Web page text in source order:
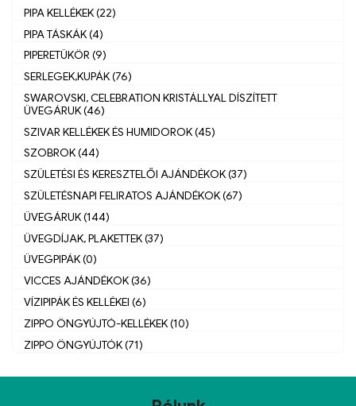
PIPA KELLÉKEK (22)
PIPA TÁSKÁK (4)
PIPERETÜKÖR (9)
SERLEGEK,KUPÁK (76)
SWAROVSKI, CELEBRATION KRISTÁLLYAL DÍSZÍTETT
ÜVEGÁRUK (46)
SZIVAR KELLÉKEK ÉS HUMIDOROK (45)
SZOBROK (44)
SZÜLETÉSI ÉS KERESZTELŐI AJÁNDÉKOK (37)
SZÜLETÉSNAPI FELIRATOS AJÁNDÉKOK (67)
ÜVEGÁRUK (144)
ÜVEGDÍJAK, PLAKETTEK (37)
ÜVEGPIPÁK (0)
VICCES AJÁNDÉKOK (36)
VÍZIPIPÁK ÉS KELLÉKEI (6)
ZIPPO ÖNGYÚJTÓ-KELLÉKEK (10)
ZIPPO ÖNGYÚJTÓK (71)